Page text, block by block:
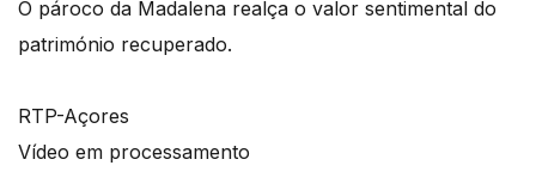
O pároco da Madalena realça o valor sentimental do
património recuperado.
RTP-Açores
Vídeo em processamento